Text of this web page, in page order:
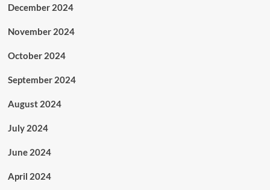
December 2024
November 2024
October 2024
September 2024
August 2024
July 2024
June 2024
April 2024